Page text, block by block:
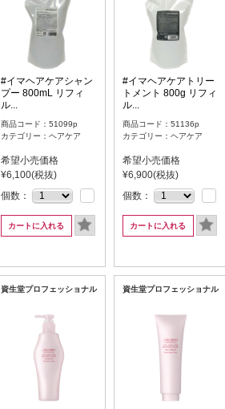
#イマヘアケアシャン
プー 800mL リフィ
ル...
商品コード：51099p
カテゴリー：ヘアケア
希望小売価格
¥6,100(税抜)
個数：
カートに入れる
#イマヘアケアトリー
トメント 800g リフィ
ル...
商品コード：51136p
カテゴリー：ヘアケア
希望小売価格
¥6,900(税抜)
個数：
カートに入れる
資生堂プロフェッショナル 資生堂プロフェッショナル